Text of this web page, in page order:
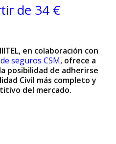
de 34 €
en colaboración con
seguros CSM, ofrece a
posibilidad de adherirse
Civil más completo y
del mercado.